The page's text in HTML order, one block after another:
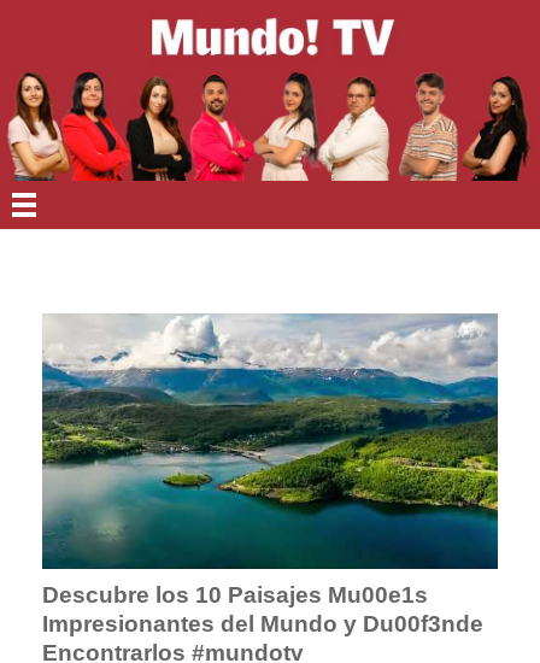
Descubre los 10 Paisajes Mu00e1s
Impresionantes del Mundo y Du00f3nde
Encontrarlos #mundotv